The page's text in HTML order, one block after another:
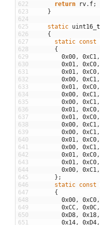
622
623
624
625
626
627
628
629
630
631
632
633
634
635
636
637
638
639
640
641
642
643
644
645
646
647
648
649
650
651
return
rv. f;
}
static uint16 t
{
static const
{
0x00, 0xC1,
0x01, 0xC0,
0x01, 0xC0,
0x00, 0xC1,
0x01, 0xC0,
0x00, 0xC1,
0x00, 0xC1,
0x01, 0xC0,
0x01, 0xC0,
0x00, 0xC1,
0x00, 0xC1,
0x01, 0xC0,
0x00, 0xC1,
0x01, 0xC0,
0x01, 0xC0,
0x00, 0xC1,
} ;
static const
{
0x00, 0xC0,
0xCC, 0x0C,
0xD8, 0x18,
0x14, 0xD4,